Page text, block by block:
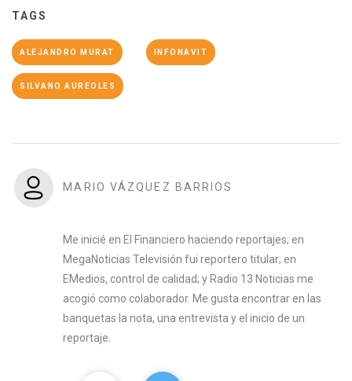
TAGS
ALEJANDRO MURAT INFONAVIT
SILVANO AUREOLES
MARIO VÁZQUEZ BARRIOS
Me inicié en El Financiero haciendo reportajes; en
MegaNoticias Televisión fui reportero titular; en
EMedios, control de calidad; y Radio 13 Noticias me
acogió como colaborador. Me gusta encontrar en las
banquetas la nota, una entrevista y el inicio de un
reportaje.